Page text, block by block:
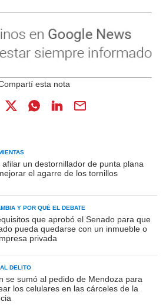
afilar un destornillador de punta plana
el agarre de los tornillos
Y POR QUÉ EL DEBATE
que aprobó el Senado para que
pueda quedarse con un inmueble o
privada
DELITO
se sumó al pedido de Mendoza para
los celulares en las cárceles de la